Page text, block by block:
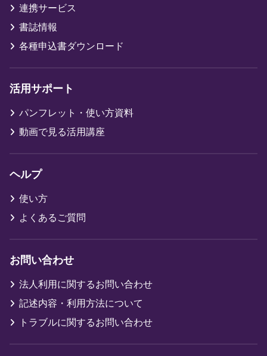
連携サービス
書誌情報
各種申込書ダウンロード
活用サポート
パンフレット・使い方資料
動画で見る活用講座
ヘルプ
使い方
よくあるご質問
お問い合わせ
法人利用に関するお問い合わせ
記述内容・利用方法について
トラブルに関するお問い合わせ